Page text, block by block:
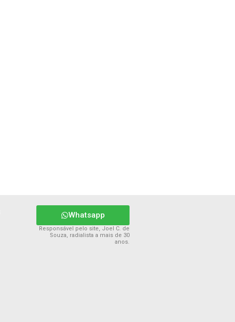
Whatsapp
Responsável pelo site, Joel C. de
Souza, radialista a mais de 30
anos.